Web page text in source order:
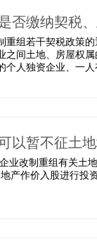
否缴纳契税
组若干契税政策
之间土地、房屋权
个人独资企业、一
以暂不征土
改制重组有关土
产作价入股进行